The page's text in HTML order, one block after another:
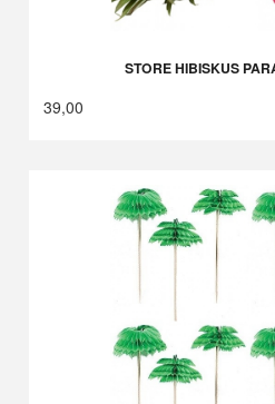
STORE HIBISKUS
39,00